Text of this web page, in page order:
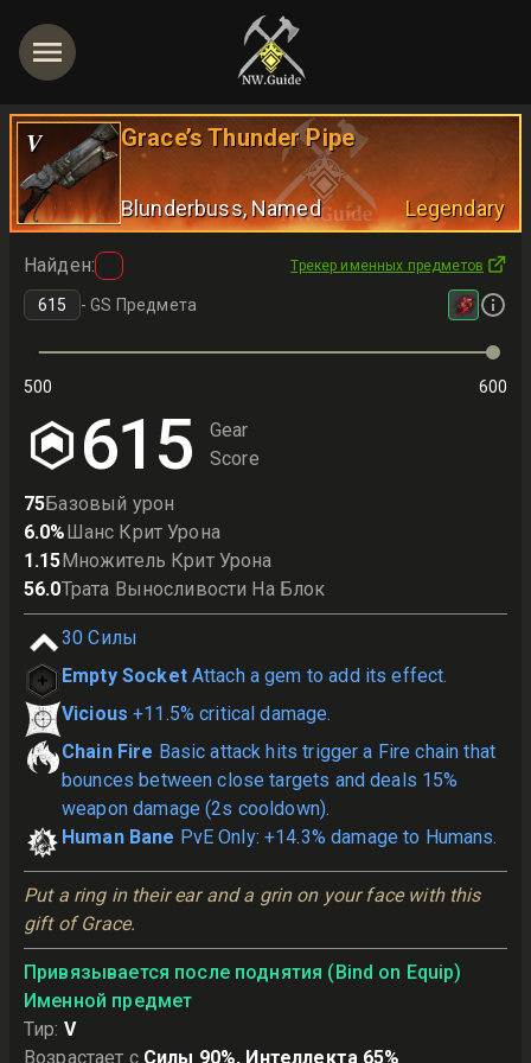
V Grace’s Thunder Pipe
Blunderbuss, Named Legendary
Найден: Трекер именных предметов
-GS Предмета
500 600
615
Gear
Score
75Базовый урон
6.0%Шанс Крит Урона
1.15Множитель Крит Урона
56.0Трата Выносливости На Блок
30 Силы
Empty Socket Attach a gem to add its effect.
Vicious +11.5% critical damage.
Chain Fire Basic attack hits trigger a Fire chain that
bounces between close targets and deals 15%
weapon damage (2s cooldown).
Human Bane PvE Only: +14.3% damage to Humans.
Put a ring in their ear and a grin on your face with this
gift of Grace.
Привязывается после поднятия (Bind on Equip)
Именной предмет
Тир: V
Возрастает с Силы 90%, Интеллекта 65%